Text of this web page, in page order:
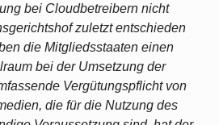
bei Cloudbetreibern nicht
zuletzt entschieden
die Mitgliedsstaaten einen
bei der Umsetzung der
Vergütungspflicht von
die für die Nutzung des